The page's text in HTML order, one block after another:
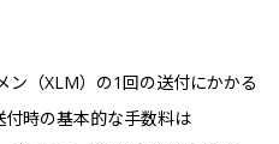
ン（XLM）の1回の送付にかかる
時の基本的な手数料は